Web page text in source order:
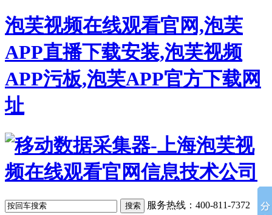
泡芙视频在线观看官网,泡芙
APP直播下载安装,泡芙视频
APP污板,泡芙APP官方下载网
址
服务热线：400-811-7372